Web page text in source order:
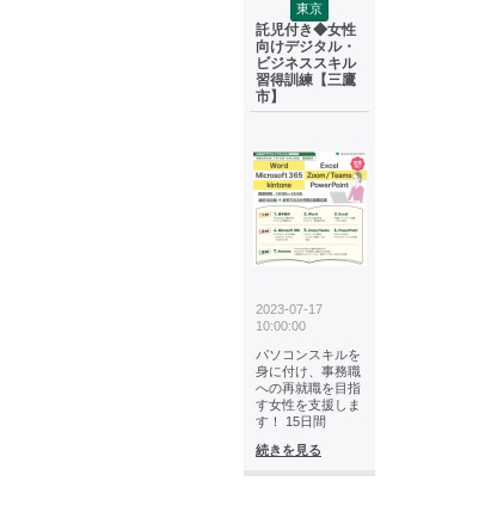
東京
託児付き◆女性
向けデジタル・
ビジネススキル
習得訓練【三鷹
市】
2023-07-17
10:00:00
パソコンスキルを
身に付け、事務職
への再就職を目指
す女性を支援しま
す！ 15日間
続きを見る